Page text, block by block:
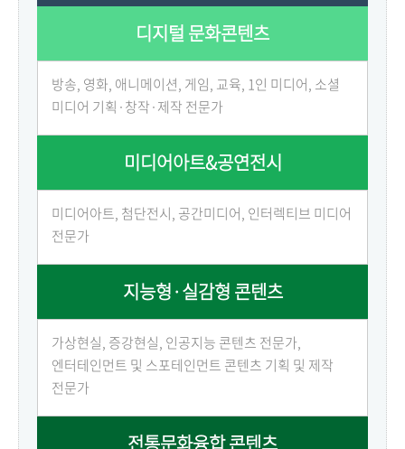
디지털 문화콘텐츠
방송, 영화, 애니메이션, 게임, 교육, 1인 미디어, 소셜
미디어 기획·창작·제작 전문가
미디어아트&공연전시
미디어아트, 첨단전시, 공간미디어, 인터렉티브 미디어
전문가
지능형·실감형 콘텐츠
가상현실, 증강현실, 인공지능 콘텐츠 전문가,
엔터테인먼트 및 스포테인먼트 콘텐츠 기획 및 제작
전문가
전통문화융합 콘텐츠